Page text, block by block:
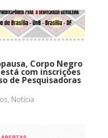
Corpo Negro
com inscrições
de Pesquisadoras
, Notícia